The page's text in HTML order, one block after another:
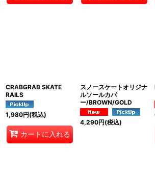
CRABGRAB SKATE
RAILS
1,980円(税込)
カートに入れる
スノースケートオリジナ
ルソールカバ
ー/BROWN/GOLD
4,290円(税込)